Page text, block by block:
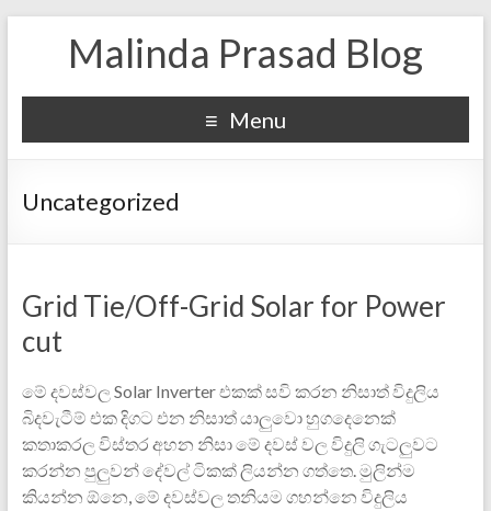
Malinda Prasad Blog
Menu
Uncategorized
Grid Tie/Off-Grid Solar for Power
cut
මේ දවස්වල Solar Inverter එකක් සවි කරන නිසාත් විදුලිය
බිදවැටීම් එක දිගට එන නිසාත් යාලුවො හුගදෙනෙක්
කතාකරල විස්තර අහන නිසා මේ දවස් වල විදුලි ගැටලුවට
කරන්න පුලුවන් දේවල් ටිකක් ලියන්න ගත්තෙ. මුලින්ම
කියන්න ඕනෙ, මේ දවස්වල තනියම ගහන්නෙ විදුලිය